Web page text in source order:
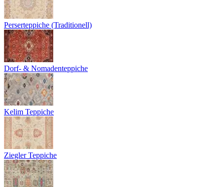
Perserteppiche (Traditionell)
Dorf- & Nomadenteppiche
Kelim Teppiche
Ziegler Teppiche